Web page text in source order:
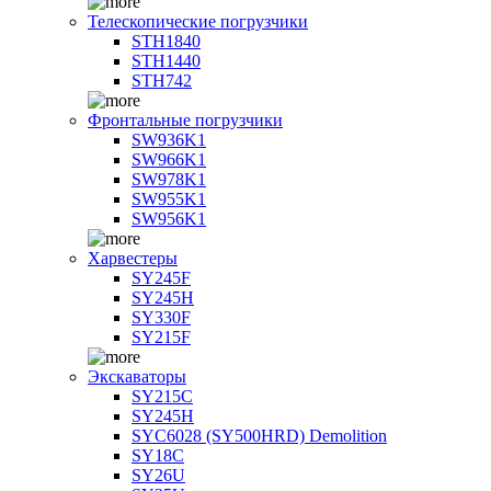
Телескопические погрузчики
STH1840
STH1440
STH742
Фронтальные погрузчики
SW936K1
SW966K1
SW978K1
SW955K1
SW956K1
Харвестеры
SY245F
SY245H
SY330F
SY215F
Экскаваторы
SY215C
SY245H
SYC6028 (SY500HRD) Demolition
SY18C
SY26U